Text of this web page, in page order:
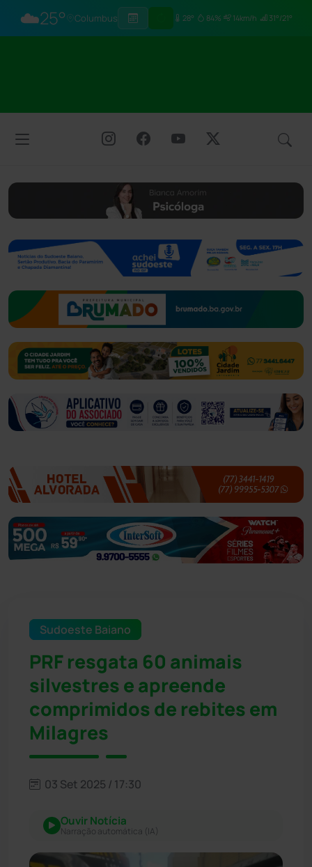
☁️25° Columbus 28° 84% 14km/h 31°/21°
Sudoeste Baiano
PRF resgata 60 animais
silvestres e apreende
comprimidos de rebites em
Milagres
03 Set 2025 / 17:30
Ouvir Notícia
Narração automática (IA)